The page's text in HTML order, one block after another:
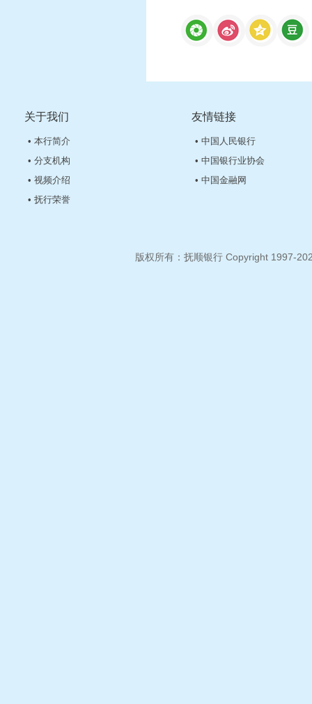
关于我们
• 本行简介
• 分支机构
• 视频介绍
• 抚行荣誉
友情链接
• 中国人民银行
• 中国银行业协会
• 中国金融网
版权所有：抚顺银行 Copyright 1997-